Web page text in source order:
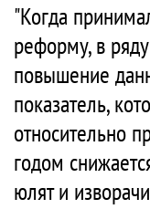
"Когда
реформу, в
повышение
показатель,
относительно
годом
юлят и